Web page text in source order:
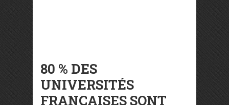
80 % DES
UNIVERSITÉS
FRANÇAISES SONT